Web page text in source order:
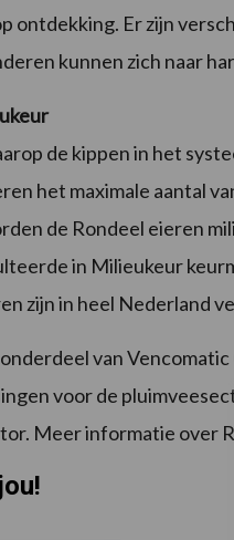
ontdekking. Er zijn
kunnen zich naar
de kippen in het
het maximale aantal
de Rondeel eieren
in Milieukeur
zijn in heel Nederland
onderdeel van
voor de
Meer informatie over